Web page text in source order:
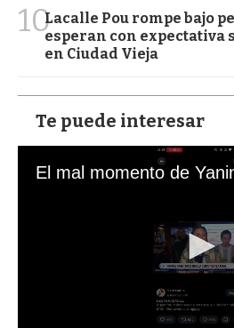
10Lacalle Pou rompe bajo
esperan con expectativa
en Ciudad Vieja
Te puede interesar